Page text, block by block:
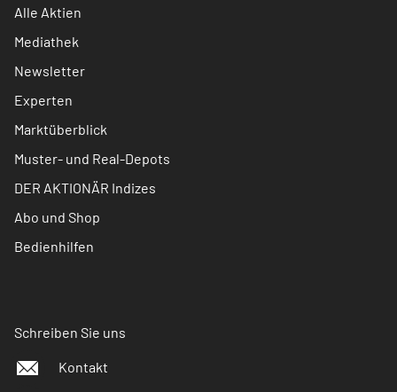
Alle Aktien
Mediathek
Newsletter
Experten
Marktüberblick
Muster- und Real-Depots
DER AKTIONÄR Indizes
Abo und Shop
Bedienhilfen
Schreiben Sie uns
Kontakt